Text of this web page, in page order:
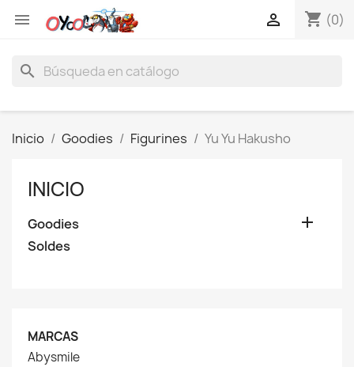
 shopping_cart (0)

search
Inicio Goodies Figurines Yu Yu Hakusho
INICIO
Goodies 
Soldes
MARCAS
Abysmile